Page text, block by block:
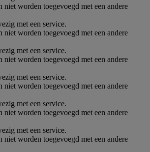
niet worden toegevoegd met een andere
met een service.
niet worden toegevoegd met een andere
met een service.
niet worden toegevoegd met een andere
met een service.
niet worden toegevoegd met een andere
met een service.
niet worden toegevoegd met een andere
met een service.
niet worden toegevoegd met een andere